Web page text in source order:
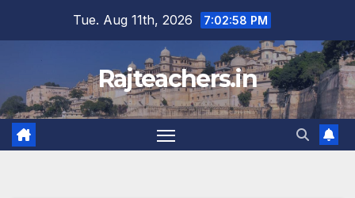
Tue. Aug 11th, 2026 7:02:59 PM
Rajteachers.in